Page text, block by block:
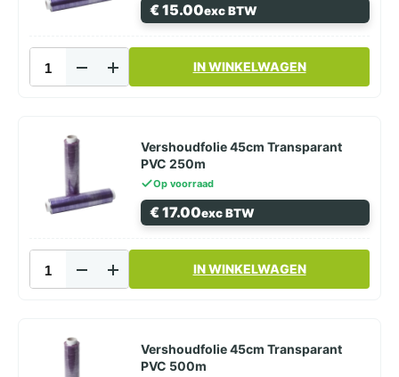
€15.00exc BTW
35cm
Transparant
aantal
IN WINKELWAGEN
Vershoudfolie 45cm Transparant
PVC 250m
Op voorraad
€17.00exc BTW
45cm
Transparant
aantal
IN WINKELWAGEN
Vershoudfolie 45cm Transparant
PVC 500m